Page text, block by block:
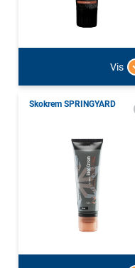
Vis
Skokrem SPRINGYARD